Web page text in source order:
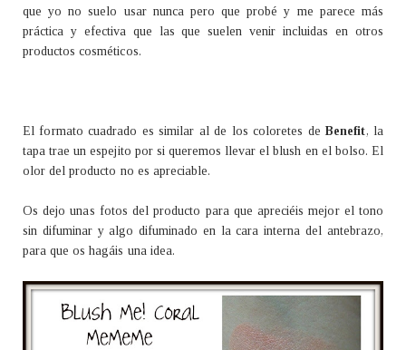
que yo no suelo usar nunca pero que probé y me parece más
práctica y efectiva que las que suelen venir incluidas en otros
productos cosméticos.
El formato cuadrado es similar al de los coloretes deBenefit, la
tapa trae un espejito por si queremos llevar el blush en el bolso. El
olor del producto no es apreciable.
Os dejo unas fotos del producto para que apreciéis mejor el tono
sin difuminar y algo difuminado en la cara interna del antebrazo,
para que os hagáis una idea.